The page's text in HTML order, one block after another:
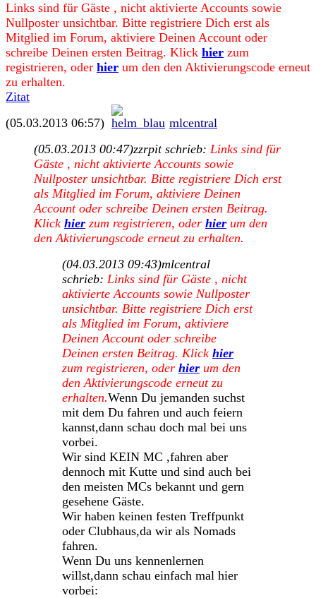
Links sind für Gäste , nicht aktivierte Accounts sowie
Nullposter unsichtbar. Bitte registriere Dich erst als
Mitglied im Forum, aktiviere Deinen Account oder
schreibe Deinen ersten Beitrag. Klick hier zum
registrieren, oder hier um den den Aktivierungscode erneut
zu erhalten.
Zitat
(05.03.2013 06:57)
mlcentral
(05.03.2013 00:47)zzrpit schrieb: Links sind für
Gäste , nicht aktivierte Accounts sowie
Nullposter unsichtbar. Bitte registriere Dich erst
als Mitglied im Forum, aktiviere Deinen
Account oder schreibe Deinen ersten Beitrag.
Klick hier zum registrieren, oder hier um den
den Aktivierungscode erneut zu erhalten.
(04.03.2013 09:43)mlcentral
schrieb: Links sind für Gäste , nicht
aktivierte Accounts sowie Nullposter
unsichtbar. Bitte registriere Dich erst
als Mitglied im Forum, aktiviere
Deinen Account oder schreibe
Deinen ersten Beitrag. Klick hier
zum registrieren, oder hier um den
den Aktivierungscode erneut zu
erhalten.Wenn Du jemanden suchst
mit dem Du fahren und auch feiern
kannst,dann schau doch mal bei uns
vorbei.
Wir sind KEIN MC ,fahren aber
dennoch mit Kutte und sind auch bei
den meisten MCs bekannt und gern
gesehene Gäste.
Wir haben keinen festen Treffpunkt
oder Clubhaus,da wir als Nomads
fahren.
Wenn Du uns kennenlernen
willst,dann schau einfach mal hier
vorbei: